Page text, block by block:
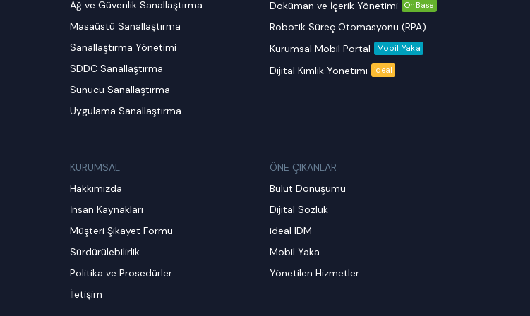
Ağ ve Güvenlik Sanallaştırma
Masaüstü Sanallaştırma
Sanallaştırma Yönetimi
SDDC Sanallaştırma
Sunucu Sanallaştırma
Uygulama Sanallaştırma
Doküman ve İçerik Yönetimi
OnBase
Robotik Süreç Otomasyonu (RPA)
Kurumsal Mobil Portal
Mobil Yaka
Dijital Kimlik Yönetimi ideal
KURUMSAL
Hakkımızda
İnsan Kaynakları
Müşteri Şikayet Formu
Sürdürülebilirlik
Politika ve Prosedürler
İletişim
ÖNE ÇIKANLAR
Bulut Dönüşümü
Dijital Sözlük
ideal IDM
Mobil Yaka
Yönetilen Hizmetler